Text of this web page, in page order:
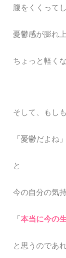
腹をくくって
憂鬱感が膨れ
ちょっと軽く
そして、もしも
「憂鬱だよね」
と
今の自分の気
「本当に今の
と思うのであれ